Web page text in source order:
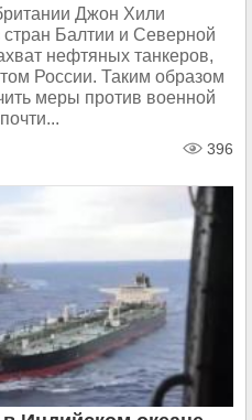
Джон Хили
стран Балтии и Северной
нефтяных танкеров,
России. Таким образом
меры против военной
396